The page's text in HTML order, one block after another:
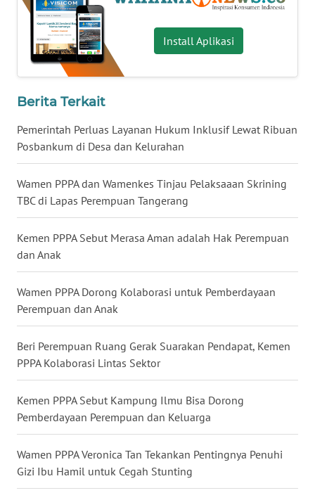
Install Aplikasi
Berita Terkait
Pemerintah Perluas Layanan Hukum Inklusif Lewat Ribuan
Posbankum di Desa dan Kelurahan
Wamen PPPA dan Wamenkes Tinjau Pelaksaaan Skrining
TBC di Lapas Perempuan Tangerang
Kemen PPPA Sebut Merasa Aman adalah Hak Perempuan
dan Anak
Wamen PPPA Dorong Kolaborasi untuk Pemberdayaan
Perempuan dan Anak
Beri Perempuan Ruang Gerak Suarakan Pendapat, Kemen
PPPA Kolaborasi Lintas Sektor
Kemen PPPA Sebut Kampung Ilmu Bisa Dorong
Pemberdayaan Perempuan dan Keluarga
Wamen PPPA Veronica Tan Tekankan Pentingnya Penuhi
Gizi Ibu Hamil untuk Cegah Stunting
WN
NUSANTARA
JATIM
BALI
KALBAR
KALTENG
WN
KALTARA
WN
KALSEL
WN
KALTIM
WN